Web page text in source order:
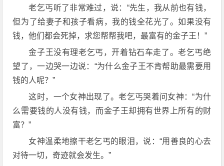
老乞丐听了非常难过，说：“先生，我从前也有钱，
但为了给妻子和孩子看病，我的钱全花光了。如果没有
钱，他们都会死掉，求您帮帮我吧，最富有的金子王！”
金子王没有理老乞丐，开着钻石车走了。老乞丐绝
望了，一边哭一边说：“为什么金子王不肯帮助最需要用
钱的人呢？”
这时，一个女神出现了。老乞丐哭着问女神：“为什
么需要钱的人没有钱，而金子王却拥有世界上所有的财
富？”
女神温柔地擦干老乞丐的眼泪，说：“用善良的心去
对待一切，奇迹就会发生。”